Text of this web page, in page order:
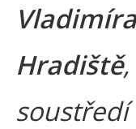
Hradiště
soustředí